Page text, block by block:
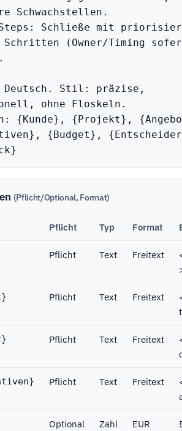
Schwachstellen.
Schließe mit
Schritten (Owner/Timing
Deutsch. Stil: präzise,
ohne Floskeln.
{Kunde}, {Projekt},
{Budget},
(Pflicht/Optional, Format)
Pflicht Typ Format
Pflicht Text Freitext
Pflicht Text Freitext
Pflicht Text Freitext
Pflicht Text Freitext
Optional Zahl EUR